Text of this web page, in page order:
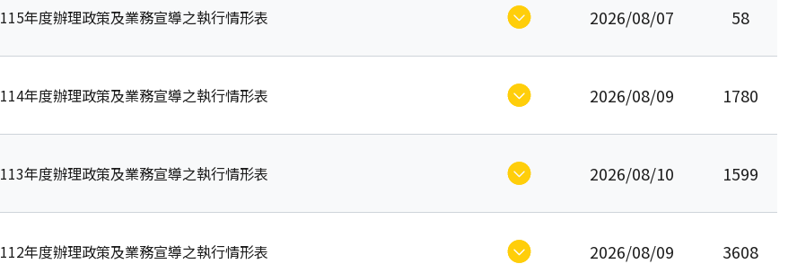
115年度辦理政策及業務宣導之執行情形表 2026/08/07 58
114年度辦理政策及業務宣導之執行情形表 2026/08/09 1780
113年度辦理政策及業務宣導之執行情形表 2026/08/10 1599
112年度辦理政策及業務宣導之執行情形表 2026/08/09 3608